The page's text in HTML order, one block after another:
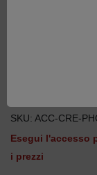
SKU: ACC-CRE-
Esegui l'accesso
i prezzi